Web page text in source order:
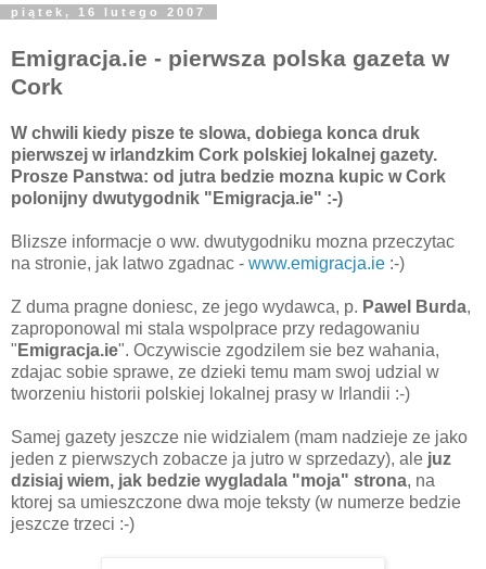
piątek, 16 lutego 2007
Emigracja.ie - pierwsza polska gazeta w
Cork
W chwili kiedy pisze te slowa, dobiega konca druk
pierwszej w irlandzkim Cork polskiej lokalnej gazety.
Prosze Panstwa: od jutra bedzie mozna kupic w Cork
polonijny dwutygodnik "Emigracja.ie" :-)
Blizsze informacje o ww. dwutygodniku mozna przeczytac
na stronie, jak latwo zgadnac - www.emigracja.ie :-)
Z duma pragne doniesc, ze jego wydawca, p. Pawel Burda,
zaproponowal mi stala wspolprace przy redagowaniu
" Emigracja.ie". Oczywiscie zgodzilem sie bez wahania,
zdajac sobie sprawe, ze dzieki temu mam swoj udzial w
tworzeniu historii polskiej lokalnej prasy w Irlandii :-)
Samej gazety jeszcze nie widzialem (mam nadzieje ze jako
jeden z pierwszych zobacze ja jutro w sprzedazy), ale juz
dzisiaj wiem, jak bedzie wygladala "moja" strona, na
ktorej sa umieszczone dwa moje teksty (w numerze bedzie
jeszcze trzeci :-)